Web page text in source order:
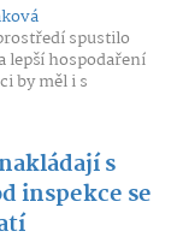
spustilo
lepší hospodaření
by měl i s
s
inspekce se